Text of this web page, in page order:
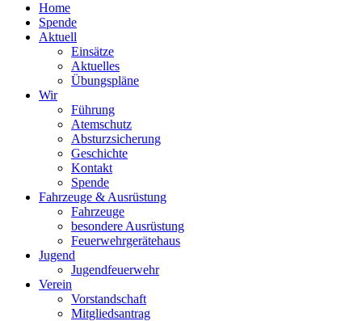
Home
Spende
Aktuell
Einsätze
Aktuelles
Übungspläne
Wir
Führung
Atemschutz
Absturzsicherung
Geschichte
Kontakt
Spende
Fahrzeuge & Ausrüstung
Fahrzeuge
besondere Ausrüstung
Feuerwehrgerätehaus
Jugend
Jugendfeuerwehr
Verein
Vorstandschaft
Mitgliedsantrag